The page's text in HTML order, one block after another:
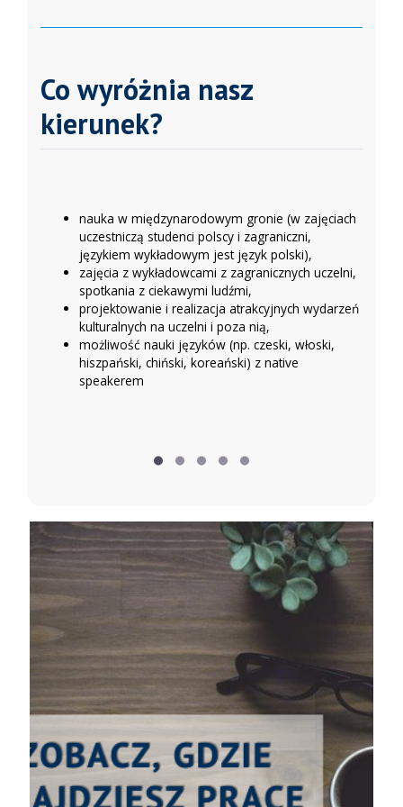
Co wyróżnia nasz
kierunek?
nauka w międzynarodowym gronie (w zajęciach
uczestniczą studenci polscy i zagraniczni,
językiem wykładowym jest język polski),
zajęcia z wykładowcami z zagranicznych uczelni,
spotkania z ciekawymi ludźmi,
projektowanie i realizacja atrakcyjnych wydarzeń
kulturalnych na uczelni i poza nią,
możliwość nauki języków (np. czeski, włoski,
hiszpański, chiński, koreański) z native
speakerem
biu­ra firm, instytucje i korporacje prowadzące
międzynaro­dową działalność biznesową lub
agencje doradzające w takiej działalności
rzecznik prasowy firmy, pracownik odpowiedzialny
za public relations i sku­teczną komunikację z
partnerami zagranicznymi w firmach, instytucjach,
agencjach
agencje i biura turystyczne organizujące kulturowe
turystów polskich i zagranicznych
placówki i służby dyplomatyczne (ambasady,
konsulaty, Instytuty Polskie), instytucje zajmujące